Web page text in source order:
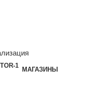
МАГАЗИНЫ